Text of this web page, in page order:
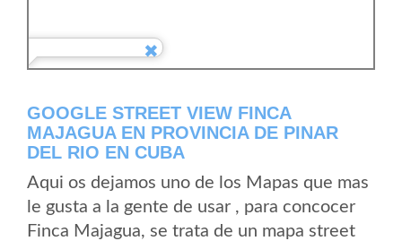
GOOGLE STREET VIEW FINCA
MAJAGUA EN PROVINCIA DE PINAR
DEL RIO EN CUBA
Aqui os dejamos uno de los Mapas que mas
le gusta a la gente de usar , para concocer
Finca Majagua, se trata de un mapa street